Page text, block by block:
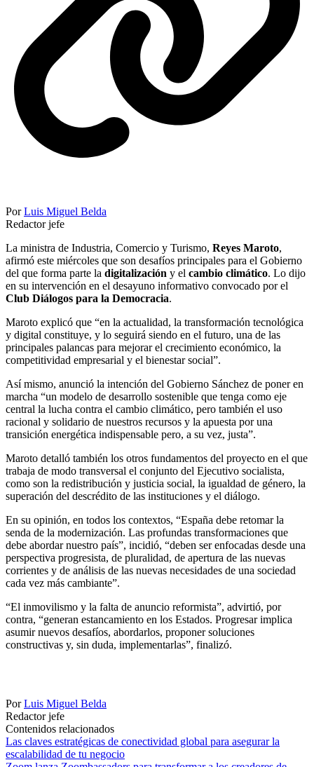
PorLuis Miguel Belda
Redactor jefe
La ministra de Industria, Comercio y Turismo, Reyes Maroto,
afirmó este miércoles que son desafíos principales para el Gobierno
del que forma parte la digitalización y el cambio climático. Lo dijo
en su intervención en el desayuno informativo convocado por el
Club Diálogos para la Democracia.
Maroto explicó que “en la actualidad, la transformación tecnológica
y digital constituye, y lo seguirá siendo en el futuro, una de las
principales palancas para mejorar el crecimiento económico, la
competitividad empresarial y el bienestar social”.
Así mismo, anunció la intención del Gobierno Sánchez de poner en
marcha “un modelo de desarrollo sostenible que tenga como eje
central la lucha contra el cambio climático, pero también el uso
racional y solidario de nuestros recursos y la apuesta por una
transición energética indispensable pero, a su vez, justa”.
Maroto detalló también los otros fundamentos del proyecto en el que
trabaja de modo transversal el conjunto del Ejecutivo socialista,
como son la redistribución y justicia social, la igualdad de género, la
superación del descrédito de las instituciones y el diálogo.
En su opinión, en todos los contextos, “España debe retomar la
senda de la modernización. Las profundas transformaciones que
debe abordar nuestro país”, incidió, “deben ser enfocadas desde una
perspectiva progresista, de pluralidad, de apertura de las nuevas
corrientes y de análisis de las nuevas necesidades de una sociedad
cada vez más cambiante”.
“El inmovilismo y la falta de anuncio reformista”, advirtió, por
contra, “generan estancamiento en los Estados. Progresar implica
asumir nuevos desafíos, abordarlos, proponer soluciones
constructivas y, sin duda, implementarlas”, finalizó.
PorLuis Miguel Belda
Redactor jefe
Contenidos relacionados
Las claves estratégicas de conectividad global para asegurar la
escalabilidad de tu negocio